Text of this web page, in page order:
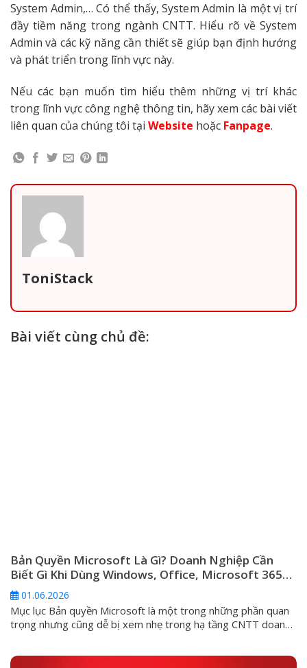
System Admin,… Có thể thấy, System Admin là một vị trí
đầy tiềm năng trong ngành CNTT. Hiểu rõ về System
Admin và các kỹ năng cần thiết sẽ giúp bạn định hướng
và phát triển trong lĩnh vực này.
Nếu các bạn muốn tìm hiểu thêm những vị trí khác
trong lĩnh vực công nghệ thông tin, hãy xem các bài viết
liên quan của chúng tôi tại Website hoặc Fanpage.
ToniStack
Bài viết cùng chủ đề:
Bản Quyền Microsoft Là Gì? Doanh Nghiệp Cần
Biết Gì Khi Dùng Windows, Office, Microsoft 365
Và Windows Server
01.06.2026
Mục lục Bản quyền Microsoft là một trong những phần quan
trọng nhưng cũng dễ bị xem nhẹ trong hạ tầng CNTT doanh
không, hoặc server có chạy được phần mềm nội bộ...